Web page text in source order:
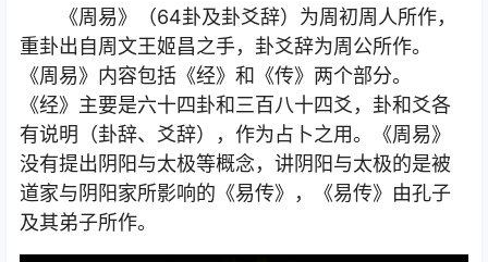
《周易》（64卦及卦爻辞）为周初周人所作，
重卦出自周文王姬昌之手，卦爻辞为周公所作。
《周易》 内容包括《经》和《传》两个部分。
《经》主要是六十四卦和三百八十四爻，卦和爻各
有说明（卦辞、爻辞），作为占卜之用。《周易》
没有提出阴阳与太极等概念，讲阴阳与太极的是被
道家与阴阳家所影响的《易传》，《易传》由孔子
及其弟子所作。